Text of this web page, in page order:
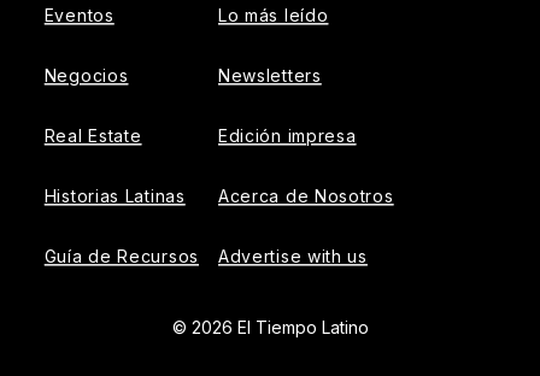
Eventos
Negocios
Real Estate
Historias Latinas
Guía de Recursos
Lo más leído
Newsletters
Edición impresa
Acerca de Nosotros
Advertise with us
© 2026 El Tiempo Latino